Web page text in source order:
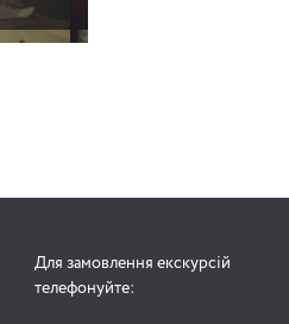
Для замовлення екскурсій
телефонуйте: